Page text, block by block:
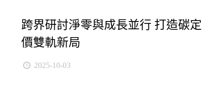
跨界研討淨零與成長並行 打造碳定
價雙軌新局
2025-10-03